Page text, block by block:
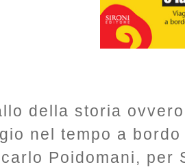
della storia
nel tempo a
Poidomani, per